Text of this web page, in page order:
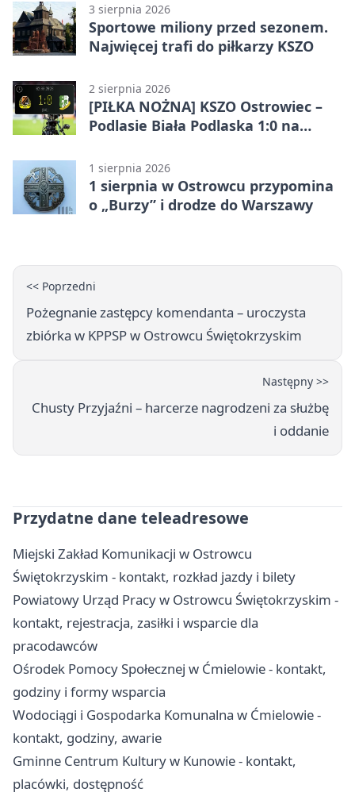
3 sierpnia 2026
Sportowe miliony przed sezonem.
Najwięcej trafi do piłkarzy KSZO
2 sierpnia 2026
[PIŁKA NOŻNA] KSZO Ostrowiec –
Podlasie Biała Podlaska 1:0 na
(Grupa IV)
1 sierpnia 2026
1 sierpnia w Ostrowcu przypomina
o „Burzy” i drodze do Warszawy
<< Poprzedni
Pożegnanie zastępcy komendanta – uroczysta
zbiórka w KPPSP w Ostrowcu Świętokrzyskim
Następny >>
Chusty Przyjaźni – harcerze nagrodzeni za służbę
i oddanie
Przydatne dane teleadresowe
Miejski Zakład Komunikacji w Ostrowcu
Świętokrzyskim - kontakt, rozkład jazdy i bilety
Powiatowy Urząd Pracy w Ostrowcu Świętokrzyskim -
kontakt, rejestracja, zasiłki i wsparcie dla
pracodawców
Ośrodek Pomocy Społecznej w Ćmielowie - kontakt,
godziny i formy wsparcia
Wodociągi i Gospodarka Komunalna w Ćmielowie -
kontakt, godziny, awarie
Gminne Centrum Kultury w Kunowie - kontakt,
placówki, dostępność